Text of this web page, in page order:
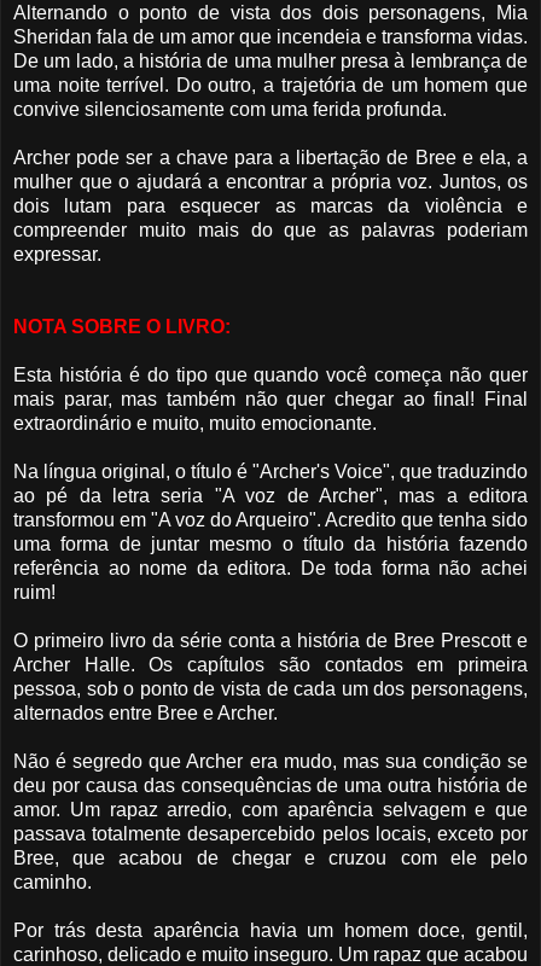
Alternando o ponto de vista dos dois personagens, Mia
Sheridan fala de um amor que incendeia e transforma vidas.
De um lado, a história de uma mulher presa à lembrança de
uma noite terrível. Do outro, a trajetória de um homem que
convive silenciosamente com uma ferida profunda.
Archer pode ser a chave para a libertação de Bree e ela, a
mulher que o ajudará a encontrar a própria voz. Juntos, os
dois lutam para esquecer as marcas da violência e
compreender muito mais do que as palavras poderiam
expressar.
NOTA SOBRE O LIVRO:
Esta história é do tipo que quando você começa não quer
mais parar, mas também não quer chegar ao final! Final
extraordinário e muito, muito emocionante.
Na língua original, o título é "Archer's Voice", que traduzindo
ao pé da letra seria "A voz de Archer", mas a editora
transformou em "A voz do Arqueiro". Acredito que tenha sido
uma forma de juntar mesmo o título da história fazendo
referência ao nome da editora. De toda forma não achei
ruim!
O primeiro livro da série conta a história de Bree Prescott e
Archer Halle. Os capítulos são contados em primeira
pessoa, sob o ponto de vista de cada um dos personagens,
alternados entre Bree e Archer.
Não é segredo que Archer era mudo, mas sua condição se
deu por causa das consequências de uma outra história de
amor. Um rapaz arredio, com aparência selvagem e que
passava totalmente desapercebido pelos locais, exceto por
Bree, que acabou de chegar e cruzou com ele pelo
caminho.
Por trás desta aparência havia um homem doce, gentil,
carinhoso, delicado e muito inseguro. Um rapaz que acabou